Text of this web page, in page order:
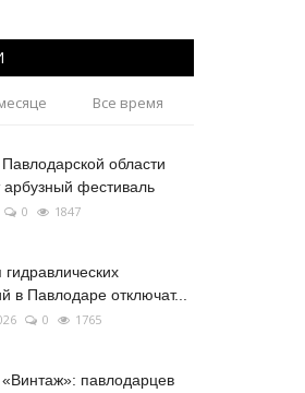
Все время
области
арбузный фестиваль
0 1847
в Павлодаре отключат...
0 1765
павлодарцев